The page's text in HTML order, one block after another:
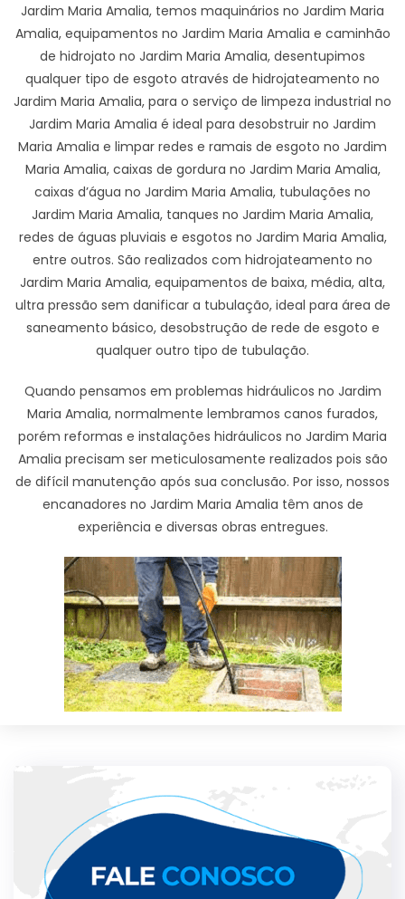
Jardim Maria Amalia, temos maquinários no Jardim Maria
Amalia, equipamentos no Jardim Maria Amalia e caminhão
de hidrojato no Jardim Maria Amalia, desentupimos
qualquer tipo de esgoto através de hidrojateamento no
Jardim Maria Amalia, para o serviço de limpeza industrial no
Jardim Maria Amalia é ideal para desobstruir no Jardim
Maria Amalia e limpar redes e ramais de esgoto no Jardim
Maria Amalia, caixas de gordura no Jardim Maria Amalia,
caixas d’água no Jardim Maria Amalia, tubulações no
Jardim Maria Amalia, tanques no Jardim Maria Amalia,
redes de águas pluviais e esgotos no Jardim Maria Amalia,
entre outros. São realizados com hidrojateamento no
Jardim Maria Amalia, equipamentos de baixa, média, alta,
ultra pressão sem danificar a tubulação, ideal para área de
saneamento básico, desobstrução de rede de esgoto e
qualquer outro tipo de tubulação.
Quando pensamos em problemas hidráulicos no Jardim
Maria Amalia, normalmente lembramos canos furados,
porém reformas e instalações hidráulicos no Jardim Maria
Amalia precisam ser meticulosamente realizados pois são
de difícil manutenção após sua conclusão. Por isso, nossos
encanadores no Jardim Maria Amalia têm anos de
experiência e diversas obras entregues.